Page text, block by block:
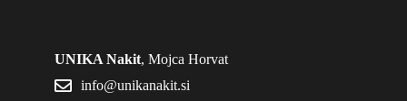
UNIKA Nakit, Mojca Horvat
info@unikanakit.si